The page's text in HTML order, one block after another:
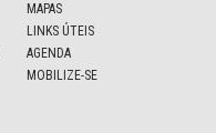
MAPAS
LINKS ÚTEIS
AGENDA
MOBILIZE-SE